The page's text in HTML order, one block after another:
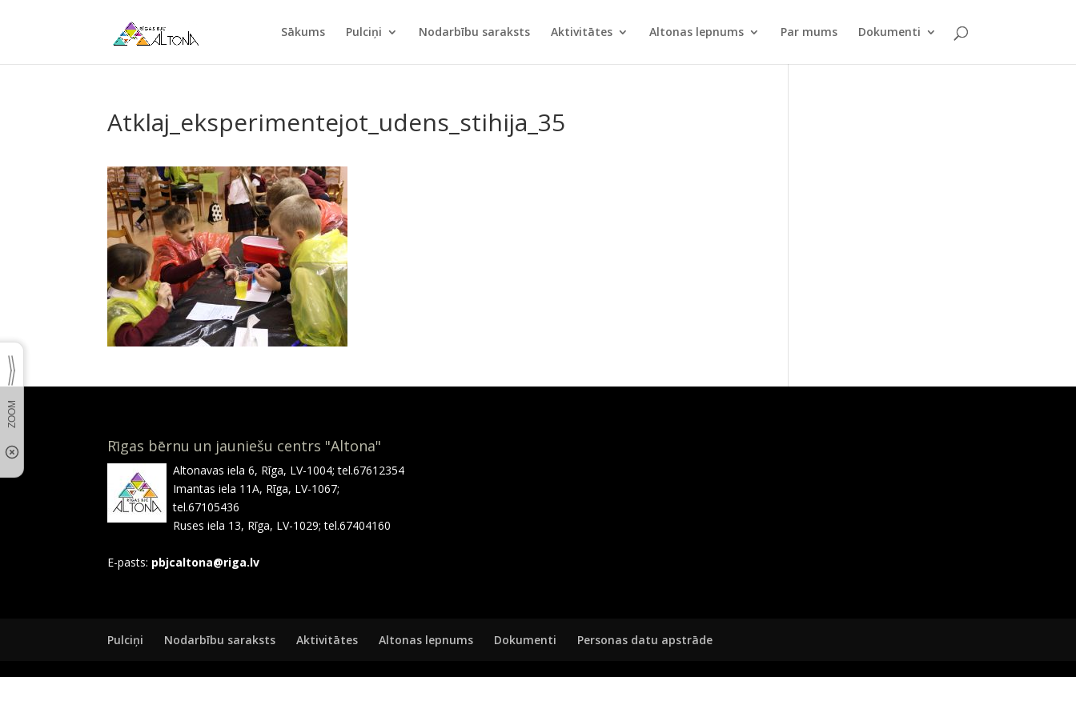
Sākums Pulciņi Nodarbību saraksts Aktivitātes Altonas lepnums Par mums Dokumenti
Atklaj_eksperimentejot_udens_stihija_35
Rīgas bērnu un jauniešu centrs "Altona"
Altonavas iela 6, Rīga, LV-1004; tel.67612354
Imantas iela 11A, Rīga, LV-1067;
tel.67105436
Ruses iela 13, Rīga, LV-1029; tel.67404160
E-pasts: pbjcaltona@riga.lv
Pulciņi Nodarbību saraksts Aktivitātes Altonas lepnums Dokumenti Personas datu apstrāde